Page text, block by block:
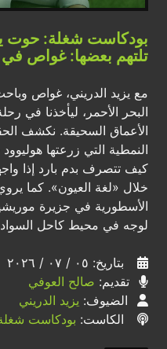
بودكاست شغلة: حوت
تلتهم بعضها: غواص في
مع يزيد الدريني، غواص
البحر الأحمر، ليأخذنا في
الأعماق السحيقة. ​نكشف
النمطية التي زرعتها
كيف تتصرف بدم بارد إذا
خلال «لغة العيون». كما
الأسطورية في جزيرة
لوجه في محيط كاحل
بتاريخ: ٠٥ / ٠٧ / ٢٠٢٦
تقديم: صالح العوفي
الضيوف: يزيد الدريني
الكاست: بودكاست